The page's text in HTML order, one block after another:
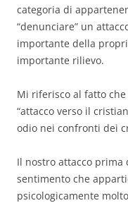
categoria di
“denunciare” un
importante della
importante rilievo.
Mi riferisco al fatto
“attacco verso il
odio nei confronti dei
Il nostro attacco
sentimento che
psicologicamente